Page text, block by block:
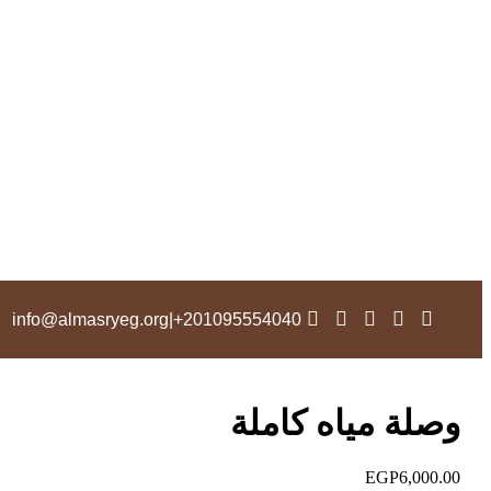
201095554040+
info@almasryeg.org
وصلة مياه كاملة
EGP6,000.00